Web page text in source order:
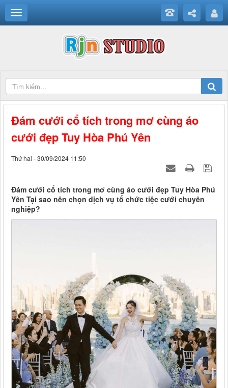
Đám cưới cổ tích trong mơ cùng áo
cưới đẹp Tuy Hòa Phú Yên
Thứ hai - 30/09/2024 11:50
Đám cưới cổ tích trong mơ cùng áo cưới đẹp Tuy Hòa Phú
Yên Tại sao nên chọn dịch vụ tổ chức tiệc cưới chuyên
nghiệp?